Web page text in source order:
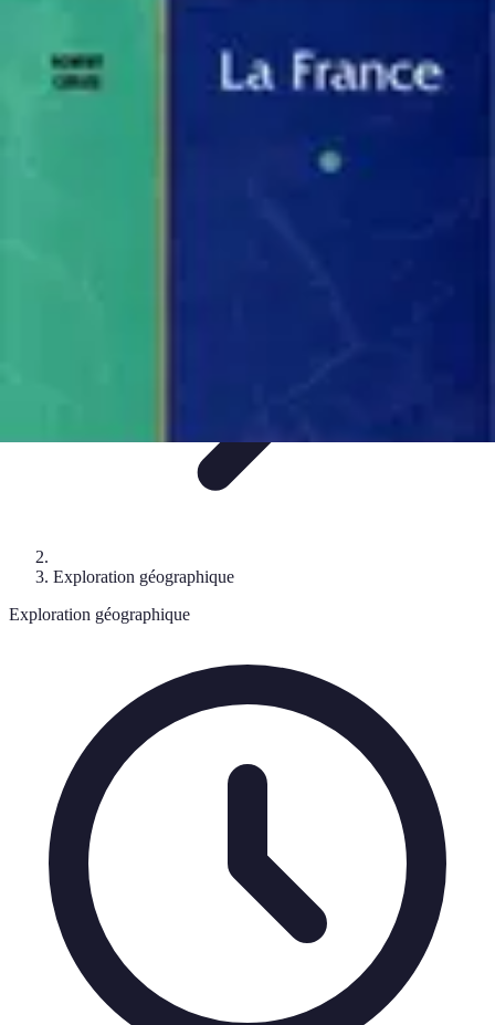
Géographique
Géographie PhysiqueÎles et régions
Exploration géographique
Exploration géographique